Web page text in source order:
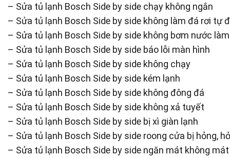
– Sửa tủ lạnh Bosch Side by side chạy không ngắn
– Sửa tủ lạnh Bosch Side by side không làm đá rơi tự
– Sửa tủ lạnh Bosch Side by side không bơm nước
– Sửa tủ lạnh Bosch Side by side báo lỗi màn hình
– Sửa tủ lạnh Bosch Side by side không chạy
– Sửa tủ lạnh Bosch Side by side kém lạnh
– Sửa tủ lạnh Bosch Side by side không đông đá
– Sửa tủ lạnh Bosch Side by side không xả tuyết
– Sửa tủ lạnh Bosch Side by side bị xì giàn lạnh
– Sửa tủ lạnh Bosch Side by side roong cửa bị hỏng,
– Sửa tủ lạnh Bosch Side by side ngăn mát không mát